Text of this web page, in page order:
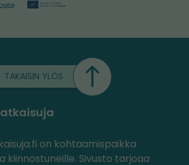
TAKAISIN YLÖS
on kohtaamispaikka
kiinnostuneille. Sivusto tarjoaa